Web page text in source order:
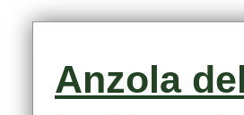
Anzola